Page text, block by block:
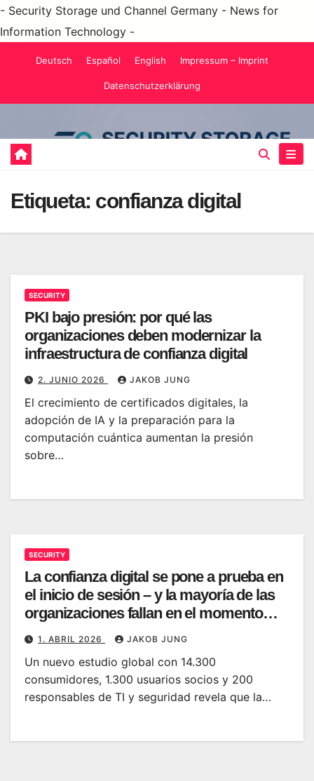
- Security Storage und Channel Germany - News for
Information Technology -
Deutsch Español English Impressum – Imprint
Datenschutzerklärung
Etiqueta: confianza digital
SECURITY
PKI bajo presión: por qué las
organizaciones deben modernizar la
infraestructura de confianza digital
2. JUNIO 2026 JAKOB JUNG
El crecimiento de certificados digitales, la
adopción de IA y la preparación para la
computación cuántica aumentan la presión
sobre…
SECURITY
La confianza digital se pone a prueba en
el inicio de sesión – y la mayoría de las
organizaciones fallan en el momento
decisivo
1. ABRIL 2026 JAKOB JUNG
Un nuevo estudio global con 14.300
consumidores, 1.300 usuarios socios y 200
responsables de TI y seguridad revela que la…